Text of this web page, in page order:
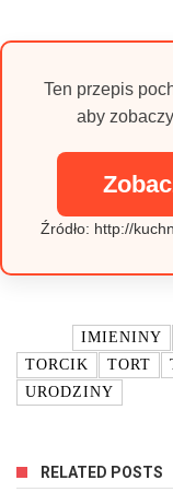
Ten przepis
aby
Źródło: http://
IMIENINY
TORCIK
TORT
URODZINY
RELATED POSTS